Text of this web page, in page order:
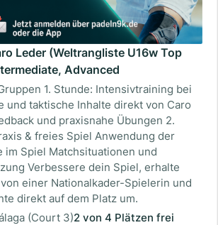
Leder (Weltrangliste U16w Top
Advanced
1. Stunde: Intensivtraining bei
und taktische Inhalte direkt von Caro
und praxisnahe Übungen 2.
& freies Spiel Anwendung der
im Spiel Matchsituationen und
Verbessere dein Spiel, erhalte
einer Nationalkader-Spielerin und
direkt auf dem Platz um.
(Court 3)2von 4 Plätzen frei